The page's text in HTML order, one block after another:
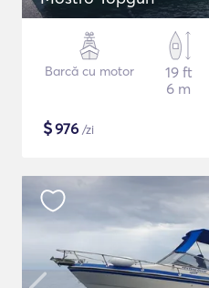
Barcă cu motor
19 ft
6 m
$976 /zi